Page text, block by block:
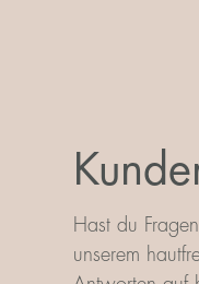
Hast du
unserem